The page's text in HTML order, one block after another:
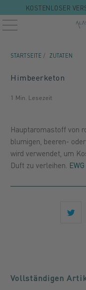
KOSTENLOSER
STARTSEITE / ZUTATEN
Himbeerketon
1 Min. Lesezeit
Hauptaromastoff von
blumigen, beeren-
wird verwendet, um
Duft zu verleihen.
Vollständigen